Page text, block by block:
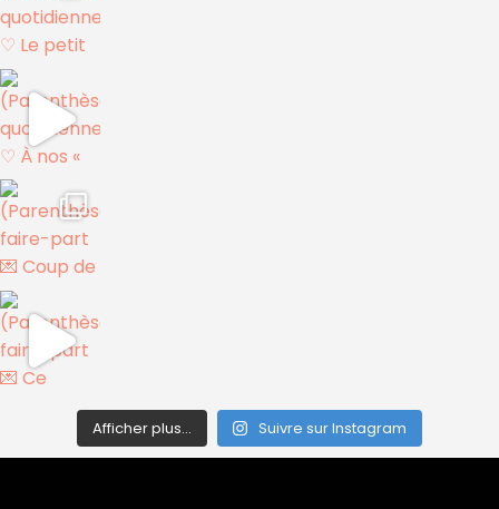
Afficher plus... Suivre sur Instagram